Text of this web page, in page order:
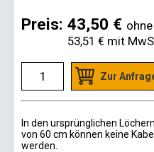
Preis: 43,50 €
53,51 € mit
Zur
In den ursprünglichen
von 60 cm können keine
werden.